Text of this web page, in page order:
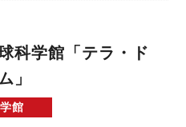
科学館「テラ・ド
」
館